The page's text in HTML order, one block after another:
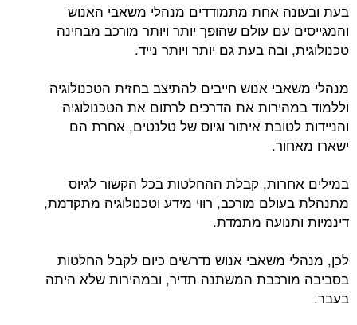
בעת ובעונה אחת מתמודדים מנהלי משאבי האנוש
והמגייסים עם עולם שהופך יותר ויותר מורכב מבחינה
טכנולוגית, ובה בעת גם יותר ויותר נייד.
מנהלי משאבי אנוש חייבים להתיצב בחזית הטכנולוגיה
וללמוד במהירות את הדרכים לרתום את הטכנולוגיה
והניידות לטובת איתור וגיוס של טלנטים, אחרת הם
ישארו מאחור.
במילים אחרות, קבלת ההחלטות בכל הקשור לגיוס
מתנהלת בעולם מורכב, רווי מידע וטכנולוגיה מתקדמת,
דינמיות ותנועה מתמדת.
לכן, מנהלי משאבי אנוש נדרשים כיום לקבל החלטות
בסביבה מורכבת המשתנה תדיר, ובמהירות שלא היתה
בעבר.